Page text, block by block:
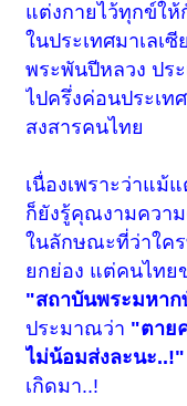
แต่งกายไว้ทุกข์ให้
ในประเทศมาเลเ
พระพันปีหลวง ปร
ไปครึ่งค่อนประเท
สงสารคนไทย
เนื่องเพราะว่าแม้
ก็ยังรู้คุณงามควา
ในลักษณะที่ว่าใค
ยกย่อง แต่คนไทย
"สถาบันพระมหาก
ประมาณว่า "ตาย
ไม่น้อมส่งละนะ..!"
เกิดมา..!